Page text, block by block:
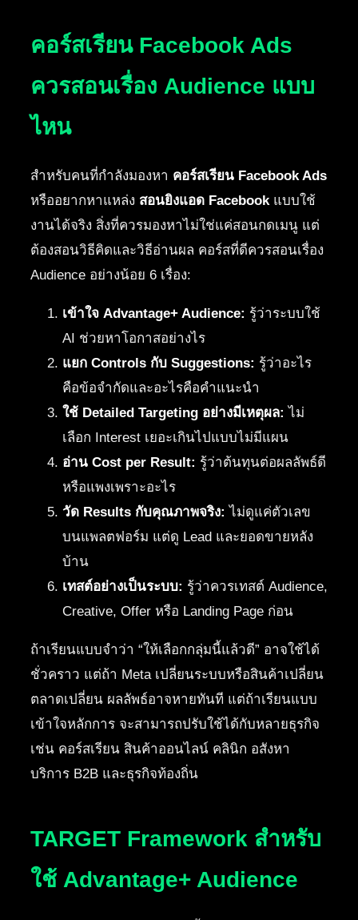
คอร์สเรียน Facebook Ads
ควรสอนเรื่อง Audience แบบ
ไหน
สำหรับคนที่กำลังมองหา คอร์สเรียน Facebook Ads
หรืออยากหาแหล่ง สอนยิงแอด Facebookแบบใช้
งานได้จริง สิ่งที่ควรมองหาไม่ใช่แค่สอนกดเมนู แต่
ต้องสอนวิธีคิดและวิธีอ่านผล คอร์สที่ดีควรสอนเรื่อง
Audience อย่างน้อย 6 เรื่อง:
เข้าใจ Advantage+ Audience: รู้ว่าระบบใช้
AI ช่วยหาโอกาสอย่างไร
แยก Controls กับ Suggestions: รู้ว่าอะไร
คือข้อจำกัดและอะไรคือคำแนะนำ
ใช้ Detailed Targeting อย่างมีเหตุผล: ไม่
เลือก Interest เยอะเกินไปแบบไม่มีแผน
อ่าน Cost per Result: รู้ว่าต้นทุนต่อผลลัพธ์ดี
หรือแพงเพราะอะไร
วัด Results กับคุณภาพจริง: ไม่ดูแค่ตัวเลข
บนแพลตฟอร์ม แต่ดู Lead และยอดขายหลัง
บ้าน
เทสต์อย่างเป็นระบบ: รู้ว่าควรเทสต์ Audience,
Creative, Offer หรือ Landing Page ก่อน
ถ้าเรียนแบบจำว่า “ให้เลือกกลุ่มนี้แล้วดี” อาจใช้ได้
ชั่วคราว แต่ถ้า Meta เปลี่ยนระบบหรือสินค้าเปลี่ยน
ตลาดเปลี่ยน ผลลัพธ์อาจหายทันที แต่ถ้าเรียนแบบ
เข้าใจหลักการ จะสามารถปรับใช้ได้กับหลายธุรกิจ
เช่น คอร์สเรียน สินค้าออนไลน์ คลินิก อสังหา
บริการ B2B และธุรกิจท้องถิ่น
TARGET Framework สำหรับ
ใช้ Advantage+ Audience